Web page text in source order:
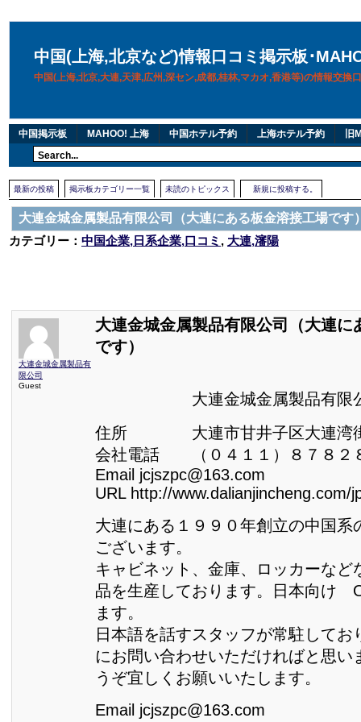
中国(上海,北京など)情報口コミ掲示板･
中国(上海,北京,大連,天津,広州,深セン,成都,桂林,マカオ,香港等)の情報交換
中国掲示板 MAHOO! 上海 中国ホテル予約 上海ホテル予約 旧
最新の投稿 掲示板カテゴリー一覧 未読のトピックス 新規に投稿する。
大連金城金属製品有限公司（大連にある板金溶接工場です
カテゴリー： 中国企業,日系企業,口コミ , 大連,瀋陽
大連金城金属製品有
限公司
Guest
大連金城金属製品有限公司（大連に
です）
大連金城金属製品有限
住所 大連市甘井子区大連湾街
会社電話 （０４１１）８７８２
Email jcjszpc@163.com
URL http://www.dalianjincheng.com/
大連にある１９９０年創立の中国系
ございます。
キャビネット、金庫、ロッカーなど
品を生産しております。日本向け
ます。
日本語を話すスタッフが常駐してお
にお問い合わせいただければと思い
うぞ宜しくお願いいたします。
Email jcjszpc@163.com